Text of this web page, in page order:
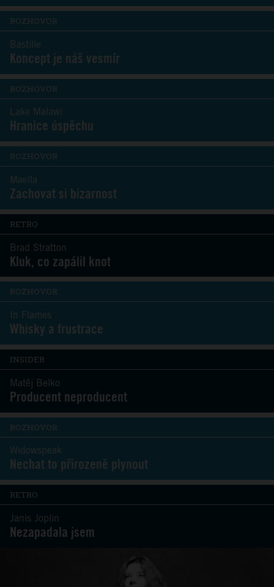
ROZHOVOR
Bastille
Koncept je náš vesmír
ROZHOVOR
Lake Malawi
Hranice úspěchu
ROZHOVOR
Maella
Zachovat si bizarnost
RETRO
Brad Stratton
Kluk, co zapálil knot
ROZHOVOR
In Flames
Whisky a frustrace
INSIDER
Matěj Belko
Producent neproducent
ROZHOVOR
Widowspeak
Nechat to přirozeně plynout
RETRO
Janis Joplin
Nezapadala jsem